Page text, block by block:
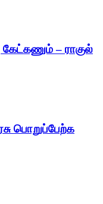
– ராகுல்
பொறுப்பேற்க